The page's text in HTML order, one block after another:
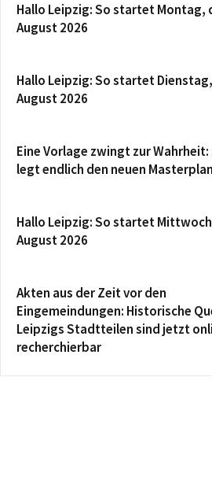
Hallo Leipzig: So startet Montag,
August 2026
Hallo Leipzig: So startet
August 2026
Eine Vorlage zwingt zur
legt endlich den neuen
Hallo Leipzig: So startet
August 2026
Akten aus der Zeit vor den
Eingemeindungen: Historische
Leipzigs Stadtteilen sind jetzt
recherchierbar